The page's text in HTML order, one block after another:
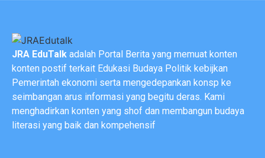
JRA EduTalk adalah Portal Berita yang memuat konten
konten postif terkait Edukasi Budaya Politik kebijkan
Pemerintah ekonomi serta mengedepankan konsp ke
seimbangan arus informasi yang begitu deras. Kami
menghadirkan konten yang shof dan membangun budaya
literasi yang baik dan kompehensif